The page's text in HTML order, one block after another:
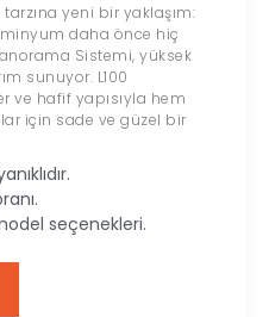
yeni bir yaklaşım:
daha önce hiç
Sistemi, yüksek
sunuyor. L100
ve hafif yapısıyla hem
için sade ve güzel bir
seçenekleri.